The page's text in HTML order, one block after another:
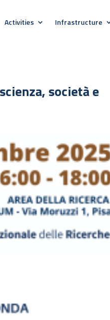
Activities Infrastructure
società e